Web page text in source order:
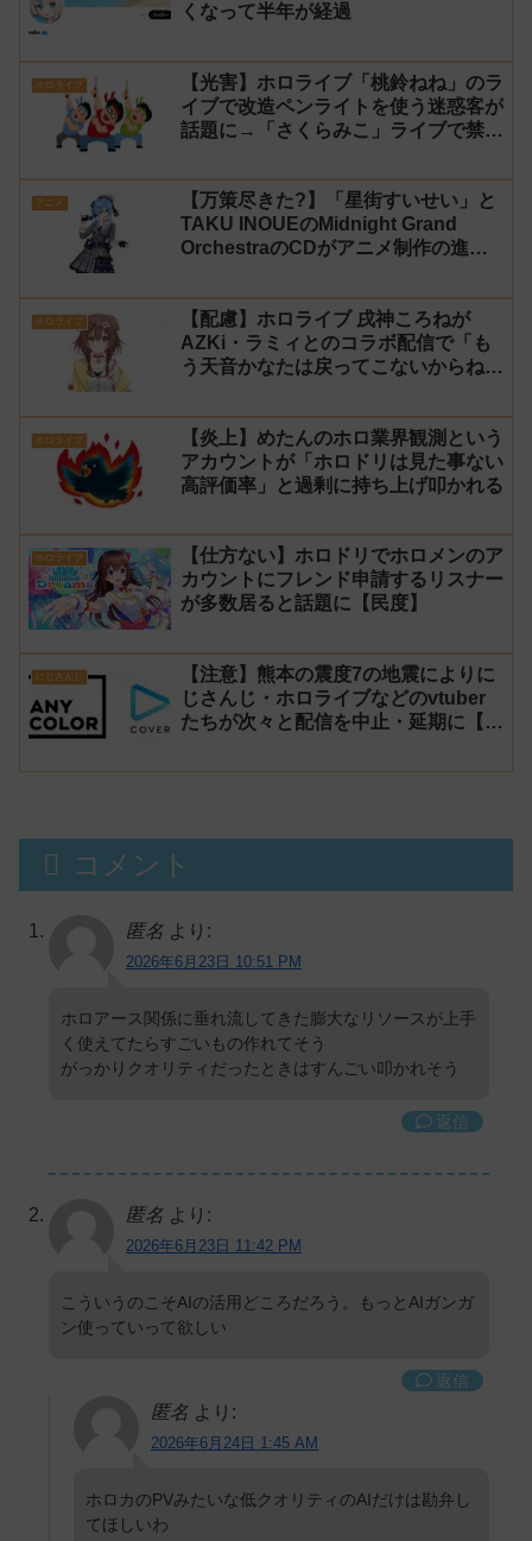
くなって半年が経過
ホロライブ
【光害】ホロライブ「桃鈴ねね」のラ
イブで改造ペンライトを使う迷惑客が
話題に→「さくらみこ」ライブで禁止
アニメ
【万策尽きた?】「星街すいせい」と
TAKU INOUEのMidnight Grand
OrchestraのCDがアニメ制作の進行
ホロライブ
【配慮】ホロライブ 戌神ころねが
AZKi・ラミィとのコラボ配信で「も
う天音かなたは戻ってこないからね」
ホロライブ
【炎上】めたんのホロ業界観測という
アカウントが「ホロドリは見た事ない
高評価率」と過剰に持ち上げ叩かれる
ホロライブ
【仕方ない】ホロドリでホロメンのア
カウントにフレンド申請するリスナー
が多数居ると話題に【民度】
にじさんじ
【注意】熊本の震度7の地震によりに
じさんじ・ホロライブなどのvtuber
たちが次々と配信を中止・延期に【不
コメント
匿名 より:
2026年6月23日 10:51 PM
ホロアース関係に垂れ流してきた膨大なリソースが上手
く使えてたらすごいもの作れてそう
がっかりクオリティだったときはすんごい叩かれそう
返信
匿名 より:
2026年6月23日 11:42 PM
こういうのこそAIの活用どころだろう。もっとAIガンガ
ン使っていって欲しい
返信
匿名 より:
2026年6月24日 1:45 AM
ホロカのPVみたいな低クオリティのAIだけは勘弁し
てほしいわ